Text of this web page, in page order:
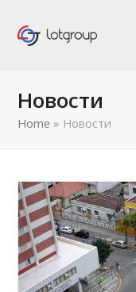
Новости
Home » Новости